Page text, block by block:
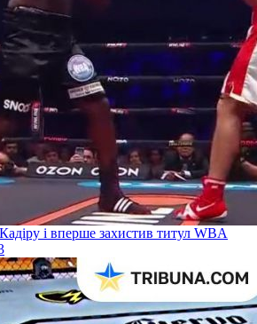
і вперше захистив титул WBA